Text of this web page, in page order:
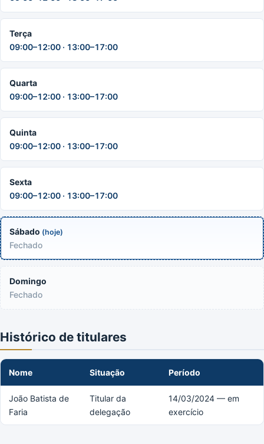
Terça
09:00–12:00 · 13:00–17:00
Quarta
09:00–12:00 · 13:00–17:00
Quinta
09:00–12:00 · 13:00–17:00
Sexta
09:00–12:00 · 13:00–17:00
Sábado (hoje)
Fechado
Domingo
Fechado
Histórico de titulares
Nome Situação Período
João Batista de
Faria
Titular da
delegação
14/03/2024 — em
exercício